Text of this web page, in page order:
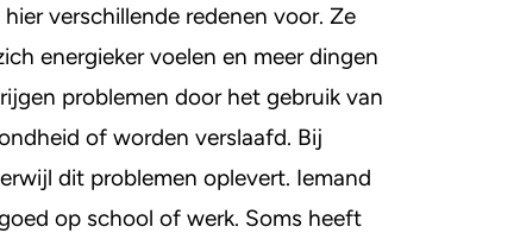
verschillende redenen voor. Ze
energieker voelen en meer dingen
problemen door het gebruik van
of worden verslaafd. Bij
dit problemen oplevert. Iemand
op school of werk. Soms heeft